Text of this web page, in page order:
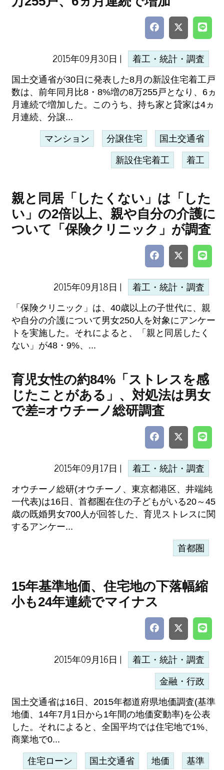
2015年09月30日 | 着工・統計・調査
国土交通省が30日に発表した8月の新設住宅着工戸
数は、前年同月比8・8%増の8万255戸となり、6ヵ
月連続で増加した。このうち、持ち家と貸家は4ヵ
月連続、分譲...
マンション 分譲住宅 国土交通省
新設住宅着工 着工
親と同居「したくない」は「した
い」の2倍以上、親や自分の介護に
ついて「保険クリニック」が調査
2015年09月18日 | 着工・統計・調査
「保険クリニック」は、40歳以上の子世代に、親
や自分の介護について男女250人を対象にアンケー
トを実施した。それによると、「親と同居したく
ない」が48・9%、...
育児女性の約84%「ストレスを感
じたことがある」、対処法は男女
で差=オウチーノ総研調査
2015年09月17日 | 着工・統計・調査
オウチーノ総研(オウチーノ、東京都港区、井端純
一代表)は16日、首都圏在住の子どもがいる20～45
歳の既婚男女700人が回答した、育児ストレスに関
するアンケー...
首都圏
15年基準地価、住宅地の下落幅縮
小も24年連続でマイナス
2015年09月16日 | 着工・統計・調査
金融・行政
国土交通省は16日、2015年都道府県地価調査(基準
地価、14年7月1日から1年間の地価変動率)を公表
した。それによると、全国平均では住宅地で1%、
商業地で0...
住宅ローン 国土交通省 地価 基準